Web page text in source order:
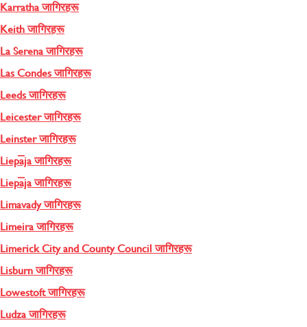
Karratha जागिरहरू
Keith जागिरहरू
La Serena जागिरहरू
Las Condes जागिरहरू
Leeds जागिरहरू
Leicester जागिरहरू
Leinster जागिरहरू
Liepāja जागिरहरू
Liepāja जागिरहरू
Limavady जागिरहरू
Limeira जागिरहरू
Limerick City and County Council जागिरहरू
Lisburn जागिरहरू
Lowestoft जागिरहरू
Ludza जागिरहरू